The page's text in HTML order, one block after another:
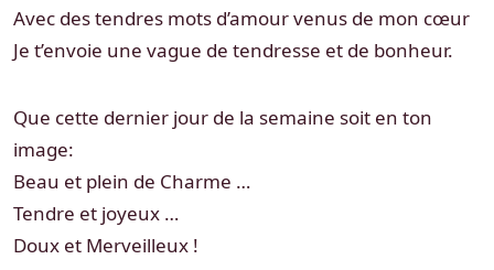
Avec des tendres mots d’amour venus de mon cœur
Je t’envoie une vague de tendresse et de bonheur.
Que cette dernier jour de la semaine soit en ton
image:
Beau et plein de Charme …
Tendre et joyeux …
Doux et Merveilleux !